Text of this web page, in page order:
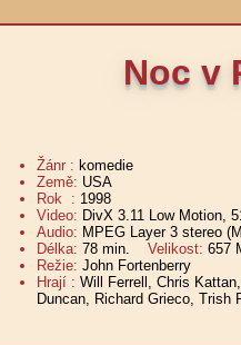
Noc v
Žánr : komedie
Země: USA
Rok : 1998
Video: DivX 3.11 Low Motion,
Audio: MPEG Layer 3 stereo
Délka: 78 min. Velikost: 657
Režie: John Fortenberry
Hrají : Will Ferrell, Chris
Duncan, Richard Grieco, Trish